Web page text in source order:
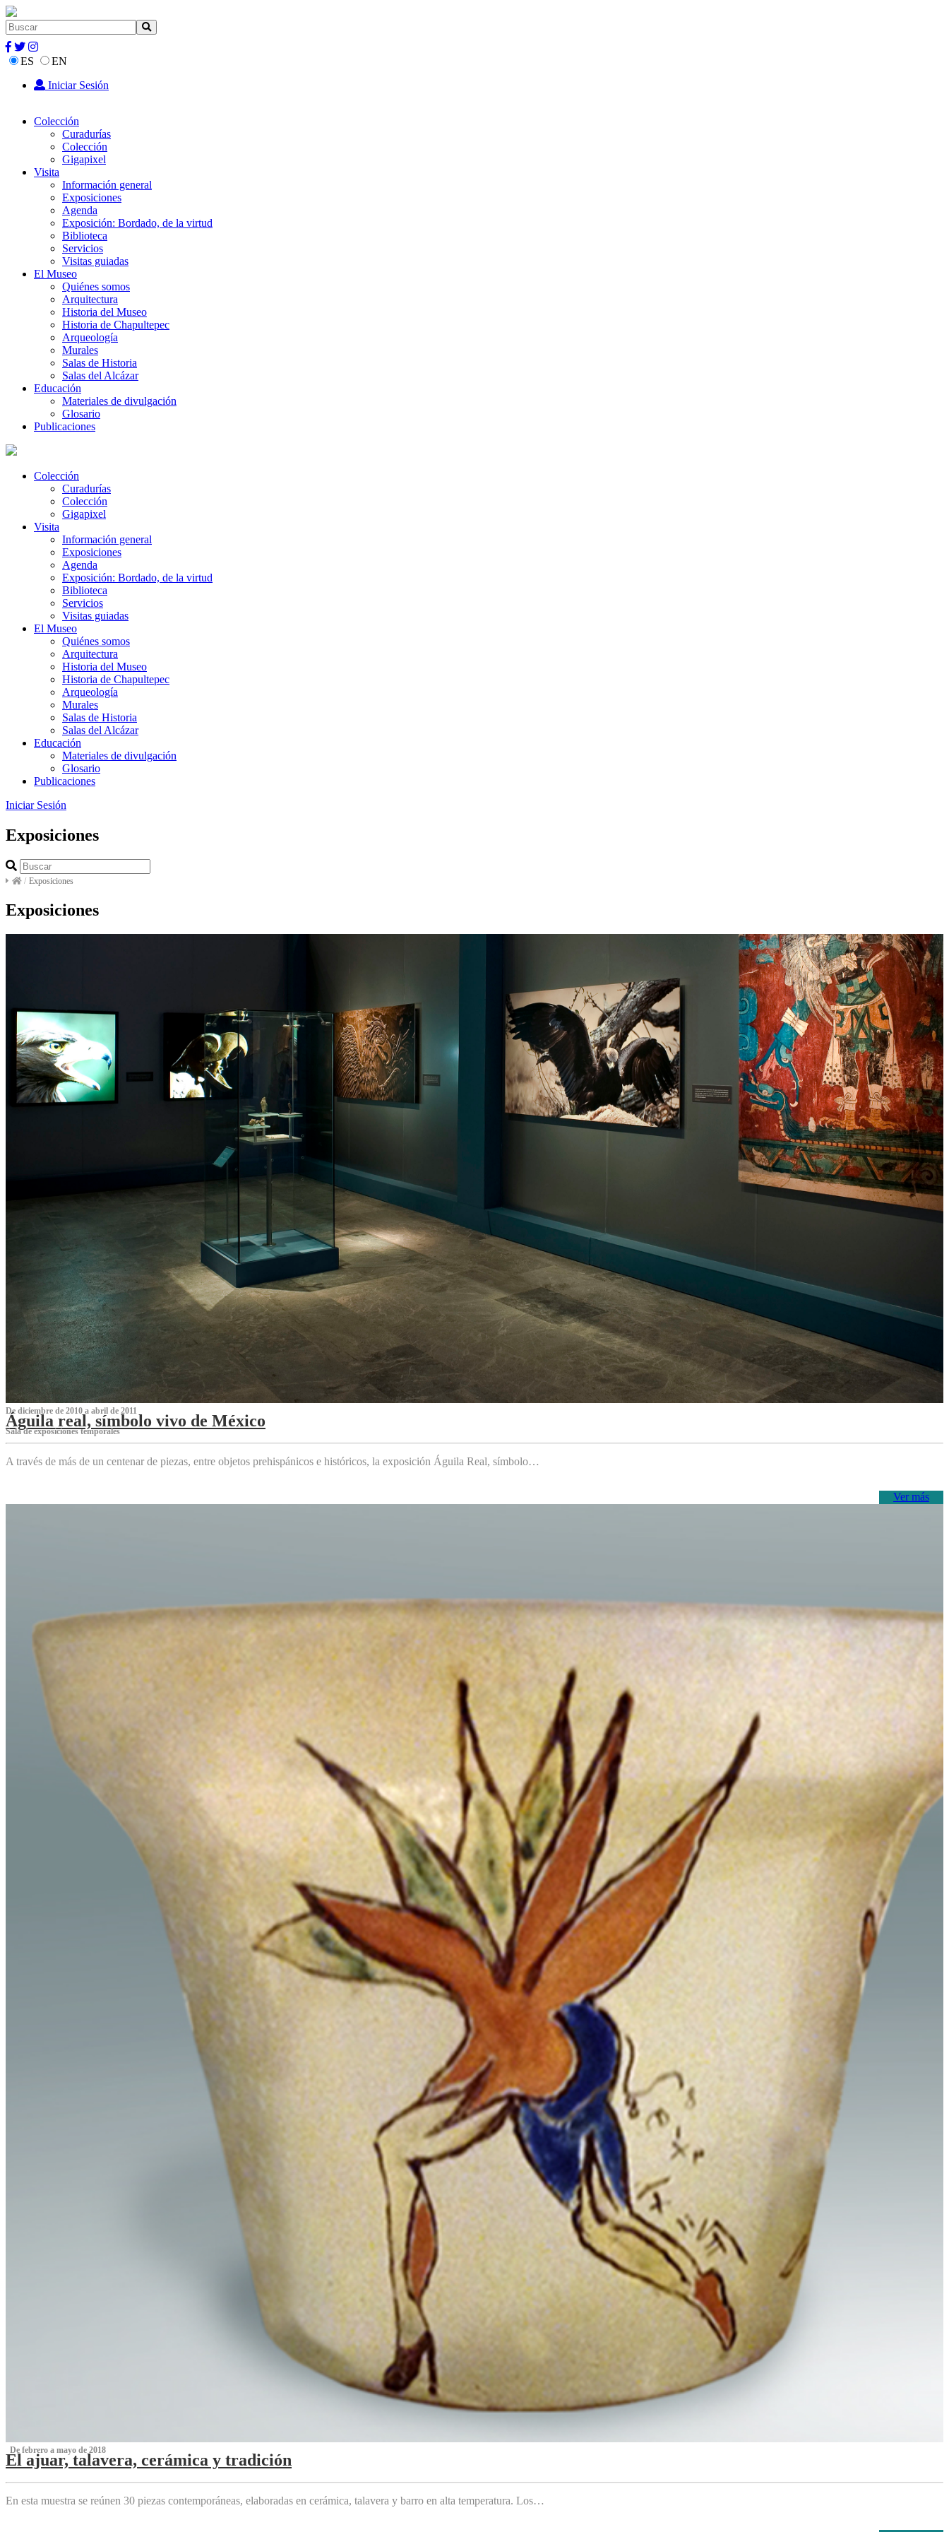
ES
EN
Iniciar Sesión
Colección
Curadurías
Colección
Gigapixel
Visita
Información general
Exposiciones
Agenda
Exposición: Bordado, de la virtud
Biblioteca
Servicios
Visitas guiadas
El Museo
Quiénes somos
Arquitectura
Historia del Museo
Historia de Chapultepec
Arqueología
Murales
Salas de Historia
Salas del Alcázar
Educación
Materiales de divulgación
Glosario
Publicaciones
Colección
Curadurías
Colección
Gigapixel
Visita
Información general
Exposiciones
Agenda
Exposición: Bordado, de la virtud
Biblioteca
Servicios
Visitas guiadas
El Museo
Quiénes somos
Arquitectura
Historia del Museo
Historia de Chapultepec
Arqueología
Murales
Salas de Historia
Salas del Alcázar
Educación
Materiales de divulgación
Glosario
Publicaciones
Iniciar Sesión
Exposiciones
/ Exposiciones
Exposiciones
De diciembre de 2010 a abril de 2011
Águila real, símbolo vivo de México
Sala de exposiciones temporales
A través de más de un centenar de piezas, entre objetos prehispánicos e históricos, la exposición Águila Real, símbolo…
Ver más
‌ De febrero a mayo de 2018
El ajuar, talavera, cerámica y tradición
‌
En esta muestra se reúnen 30 piezas contemporáneas, elaboradas en cerámica, talavera y barro en alta temperatura. Los…